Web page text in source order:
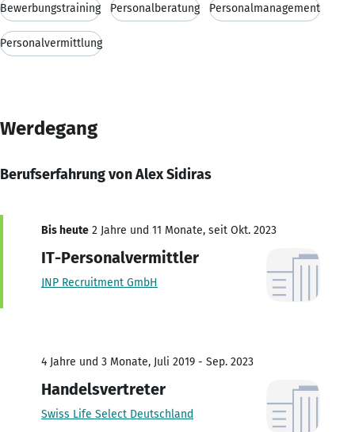
Bewerbungstraining Personalberatung Personalmanagement
Personalvermittlung
Werdegang
Berufserfahrung von Alex Sidiras
Bis heute 2 Jahre und 11 Monate, seit Okt. 2023
IT-Personalvermittler
JNP Recruitment GmbH
4 Jahre und 3 Monate, Juli 2019 - Sep. 2023
Handelsvertreter
Swiss Life Select Deutschland